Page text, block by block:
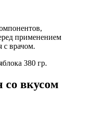
применением
с врачом.
со вкусом